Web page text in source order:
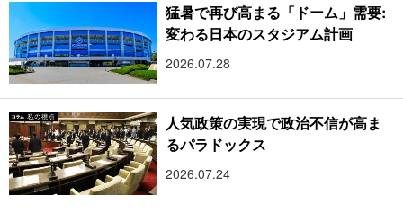
猛暑で再び高まる「ドーム」需要:
変わる日本のスタジアム計画
2026.07.28
人気政策の実現で政治不信が高ま
るパラドックス
2026.07.24